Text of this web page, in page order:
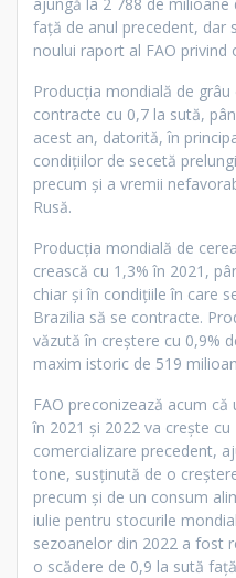
față de anul precedent, dar
noului raport al FAO privind
Producția mondială de
contracte cu 0,7 la sută,
acest an, datorită, în
condițiilor de secetă
precum și a vremii
Rusă.
Producția mondială de
crească cu 1,3% în 2021,
chiar și în condițiile în care
Brazilia să se contracte.
văzută în creștere cu 0,9%
maxim istoric de 519
FAO preconizează acum
în 2021 și 2022 va crește
comercializare precedent,
tone, susținută de o
precum și de un consum
iulie pentru stocurile
sezoanelor din 2022 a fost
o scădere de 0,9 la sută